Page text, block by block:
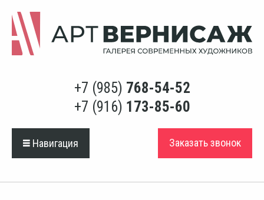
+7 (985) 768-54-52
+7 (916) 173-85-60
Навигация Заказать звонок